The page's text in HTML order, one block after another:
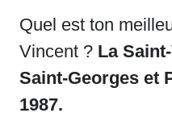
Quel est ton
Vincent ? La
Saint-Georges et
1987.